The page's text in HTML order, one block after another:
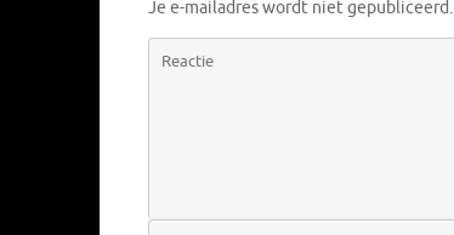
Je e-mailadres wordt niet gepubliceerd.